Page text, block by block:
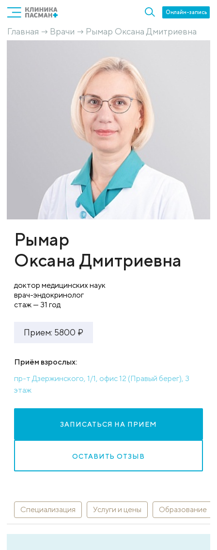
Онлайн-запись
Главная → Врачи → Рымар Оксана Дмитриевна
Рымар
Оксана Дмитриевна
доктор медицинских наук
врач-эндокринолог
стаж — 31 год
Прием: 5800 ₽
Приём взрослых:
пр-т Дзержинского, 1/1, офис 12 (Правый берег), 3
этаж
ЗАПИСАТЬСЯ НА ПРИЕМ
ОСТАВИТЬ ОТЗЫВ
Специализация Услуги и цены Образование